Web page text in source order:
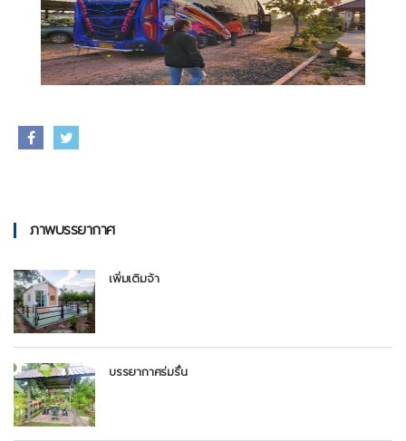
ภาพบรรยากาศ
เพิ่มเติมจ้า
บรรยากาศร่มรื่น